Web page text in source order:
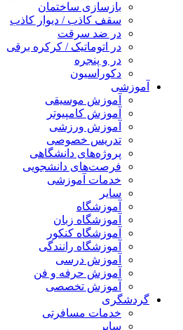
بازسازی ساختمان
سقف کاذب / دیوار کاذب
در ضد سرقت
در اتوماتیک / کرکره برقی
در و پنجره
دکوراسیون
آموزشی
آموزش موسیقی
آموزش کامپیوتر
آموزش ورزشی
تدریس خصوصی
پروژه‌های دانشگاهی
فرصت‌های دانشجویی
خدمات آموزشی
سایر
آموزشگاه
آموزشگاه زبان
آموزشگاه کنکور
آموزشگاه رانندگی
آموزش درسی
آموزش حرفه و فن
آموزش تخصصی
گردشگری
خدمات مسافرتی
سایر